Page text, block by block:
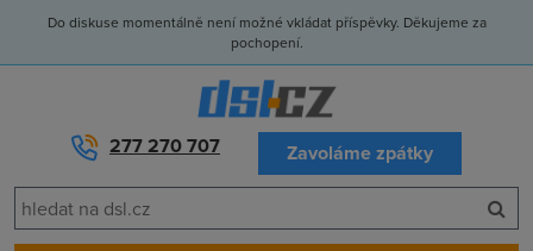
Do diskuse momentálně není možné vkládat příspěvky. Děkujeme za
pochopení.
277 270 707 Zavoláme zpátky